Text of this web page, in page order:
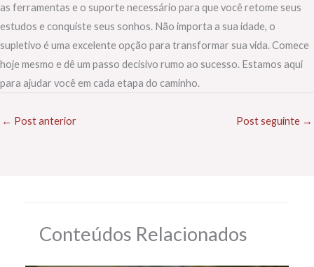
as ferramentas e o suporte necessário para que você retome seus
estudos e conquiste seus sonhos. Não importa a sua idade, o
supletivo é uma excelente opção para transformar sua vida. Comece
hoje mesmo e dê um passo decisivo rumo ao sucesso. Estamos aqui
para ajudar você em cada etapa do caminho.
← Post anterior Post seguinte →
Conteúdos Relacionados